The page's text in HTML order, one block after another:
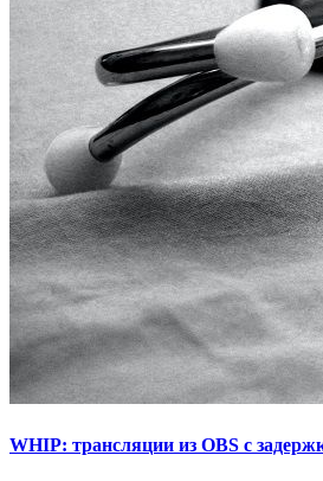
WHIP: трансляции из OBS с